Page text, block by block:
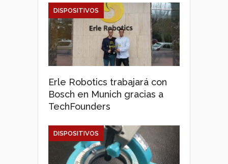
Erle Robotics trabajará con
Bosch en Munich gracias a
TechFounders
DISPOSITIVOS
DISPOSITIVOS